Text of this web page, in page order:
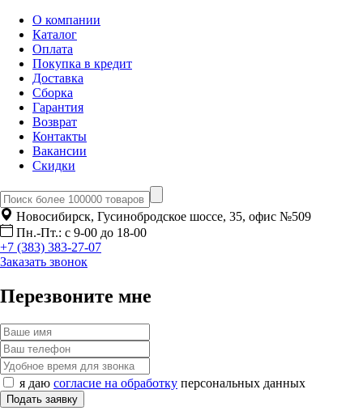
О компании
Каталог
Оплата
Покупка в кредит
Доставка
Сборка
Гарантия
Возврат
Контакты
Вакансии
Скидки
Новосибирск, Гусинобродское шоссе, 35, офис №509
Пн.-Пт.: с 9-00 до 18-00
+7 (383) 383-27-07
Заказать звонок
Перезвоните мне
я даю согласие на обработку персональных данных